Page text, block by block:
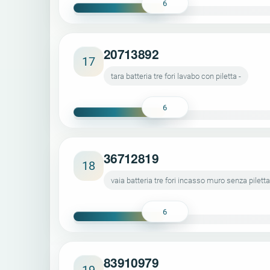
6
17 20713892
tara batteria tre fori lavabo con piletta -
6
18 36712819
vaia batteria tre fori incasso muro senza
6
83910979